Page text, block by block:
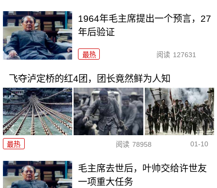
1964年毛主席提出一个预言，27
年后验证
最热 阅读 127631
飞夺泸定桥的红4团，团长竟然鲜为人知
最热 阅读 78958 01-10
毛主席去世后，叶帅交给许世友
一项重大任务